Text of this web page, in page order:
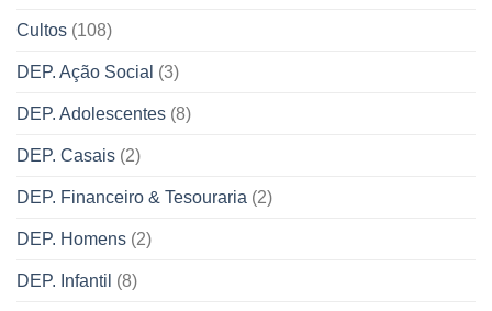
Cultos (108)
DEP. Ação Social (3)
DEP. Adolescentes (8)
DEP. Casais (2)
DEP. Financeiro & Tesouraria (2)
DEP. Homens (2)
DEP. Infantil (8)